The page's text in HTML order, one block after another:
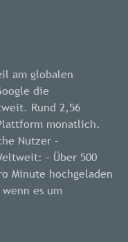
am globalen
die
Rund 2,56
monatlich.
Nutzer –
– Über 500
Minute hochgeladen
es um